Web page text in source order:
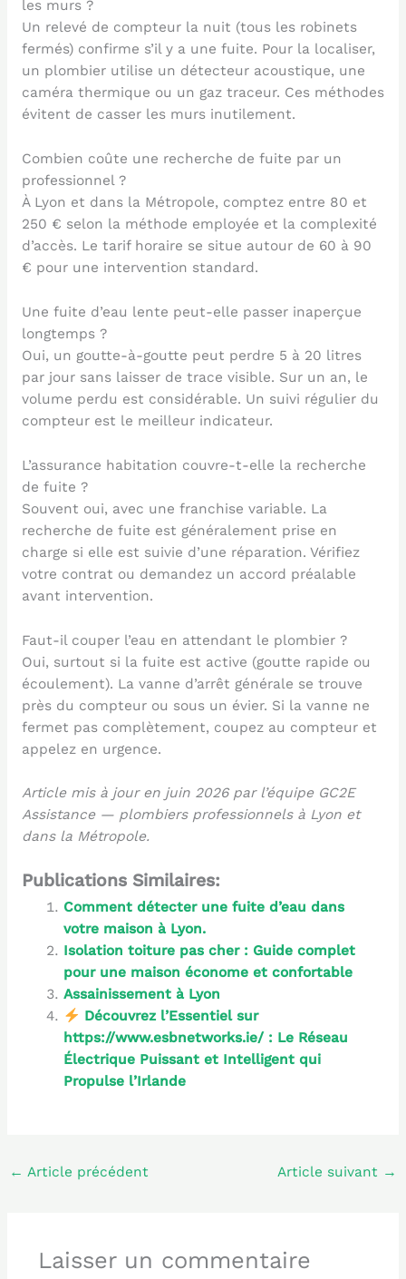
les murs ?
Un relevé de compteur la nuit (tous les robinets
fermés) confirme s’il y a une fuite. Pour la localiser,
un plombier utilise un détecteur acoustique, une
caméra thermique ou un gaz traceur. Ces méthodes
évitent de casser les murs inutilement.
Combien coûte une recherche de fuite par un
professionnel ?
À Lyon et dans la Métropole, comptez entre 80 et
250 € selon la méthode employée et la complexité
d’accès. Le tarif horaire se situe autour de 60 à 90
€ pour une intervention standard.
Une fuite d’eau lente peut-elle passer inaperçue
longtemps ?
Oui, un goutte-à-goutte peut perdre 5 à 20 litres
par jour sans laisser de trace visible. Sur un an, le
volume perdu est considérable. Un suivi régulier du
compteur est le meilleur indicateur.
L’assurance habitation couvre-t-elle la recherche
de fuite ?
Souvent oui, avec une franchise variable. La
recherche de fuite est généralement prise en
charge si elle est suivie d’une réparation. Vérifiez
votre contrat ou demandez un accord préalable
avant intervention.
Faut-il couper l’eau en attendant le plombier ?
Oui, surtout si la fuite est active (goutte rapide ou
écoulement). La vanne d’arrêt générale se trouve
près du compteur ou sous un évier. Si la vanne ne
fermet pas complètement, coupez au compteur et
appelez en urgence.
Article mis à jour en juin 2026 par l’équipe GC2E
Assistance — plombiers professionnels à Lyon et
dans la Métropole.
Publications Similaires:
Comment détecter une fuite d’eau dans
votre maison à Lyon.
Isolation toiture pas cher : Guide complet
pour une maison économe et confortable
Assainissement à Lyon
Découvrez l’Essentiel sur
https://www.esbnetworks.ie/ : Le Réseau
Électrique Puissant et Intelligent qui
Propulse l’Irlande
← Article précédent Article suivant →
Laisser un commentaire